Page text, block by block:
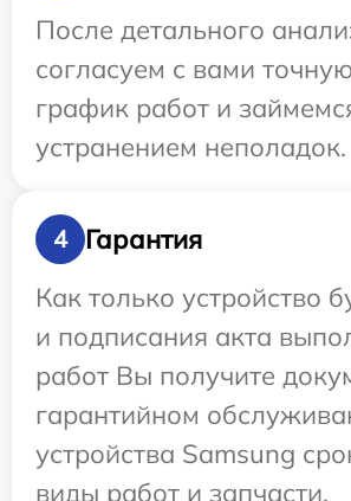
После детального
согласуем с вами
график работ и
устранением неполадок.
4
Гарантия
Как только устройство
и подписания акта
работ Вы получите
гарантийном
устройства Samsung
виды работ и запчасти.